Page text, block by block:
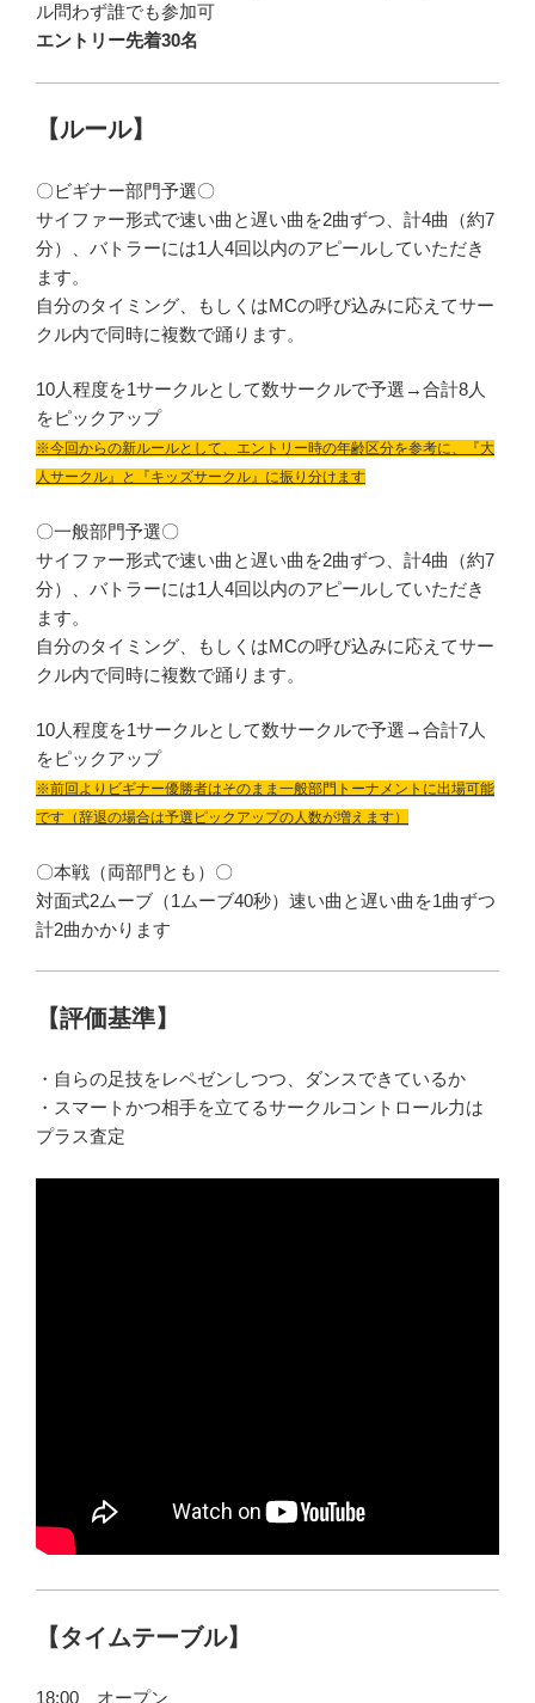
ル問わず誰でも参加可
エントリー先着30名
【ルール】
〇ビギナー部門予選〇
サイファー形式で速い曲と遅い曲を2曲ずつ、計4曲（約7
分）、バトラーには1人4回以内のアピールしていただき
ます。
自分のタイミング、もしくはMCの呼び込みに応えてサー
クル内で同時に複数で踊ります。
10人程度を1サークルとして数サークルで予選→合計8人
をピックアップ
※今回からの新ルールとして、エントリー時の年齢区分を参考に、『大
人サークル』と『キッズサークル』に振り分けます
〇一般部門予選〇
サイファー形式で速い曲と遅い曲を2曲ずつ、計4曲（約7
分）、バトラーには1人4回以内のアピールしていただき
ます。
自分のタイミング、もしくはMCの呼び込みに応えてサー
クル内で同時に複数で踊ります。
10人程度を1サークルとして数サークルで予選→合計7人
をピックアップ
※前回よりビギナー優勝者はそのまま一般部門トーナメントに出場可能
です（辞退の場合は予選ピックアップの人数が増えます）
〇本戦（両部門とも）〇
対面式2ムーブ（1ムーブ40秒）速い曲と遅い曲を1曲ずつ
計2曲かかります
【評価基準】
・自らの足技をレペゼンしつつ、ダンスできているか
・スマートかつ相手を立てるサークルコントロール力は
プラス査定
【タイムテーブル】
18:00 オープン